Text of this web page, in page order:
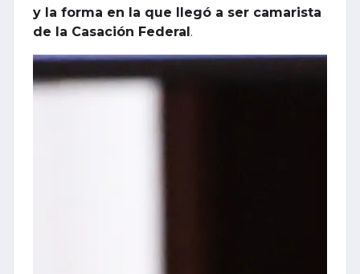
y la forma en la que llegó a ser camarista
de la Casación Federal .